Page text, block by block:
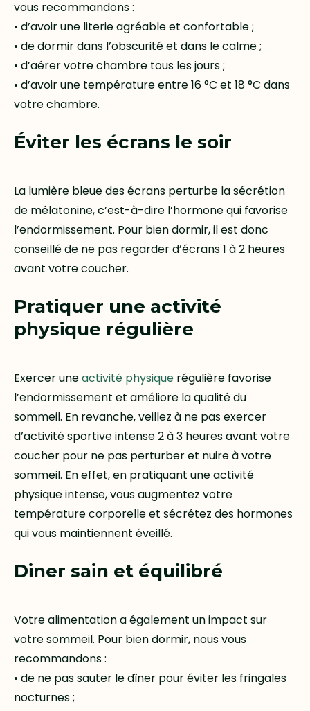
vous recommandons :
• d’avoir une literie agréable et confortable ;
• de dormir dans l’obscurité et dans le calme ;
• d’aérer votre chambre tous les jours ;
• d’avoir une température entre 16 °C et 18 °C dans
votre chambre.
Éviter les écrans le soir
La lumière bleue des écrans perturbe la sécrétion
de mélatonine, c’est-à-dire l’hormone qui favorise
l’endormissement. Pour bien dormir, il est donc
conseillé de ne pas regarder d’écrans 1 à 2 heures
avant votre coucher.
Pratiquer une activité
physique régulière
Exercer uneactivité physique régulière favorise
l’endormissement et améliore la qualité du
sommeil. En revanche, veillez à ne pas exercer
d’activité sportive intense 2 à 3 heures avant votre
coucher pour ne pas perturber et nuire à votre
sommeil. En effet, en pratiquant une activité
physique intense, vous augmentez votre
température corporelle et sécrétez des hormones
qui vous maintiennent éveillé.
Diner sain et équilibré
Votre alimentation a également un impact sur
votre sommeil. Pour bien dormir, nous vous
recommandons :
• de ne pas sauter le dîner pour éviter les fringales
nocturnes ;